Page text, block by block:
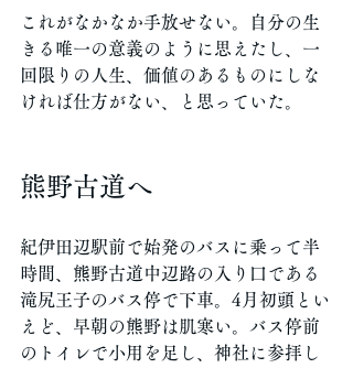
これがなかなか手放せない。自分の生
きる唯一の意義のように思えたし、一
回限りの人生、価値のあるものにしな
ければ仕方がない、と思っていた。
熊野古道へ
紀伊田辺駅前で始発のバスに乗って半
時間、熊野古道中辺路の入り口である
滝尻王子のバス停で下車。4月初頭とい
えど、早朝の熊野は肌寒い。バス停前
のトイレで小用を足し、神社に参拝し